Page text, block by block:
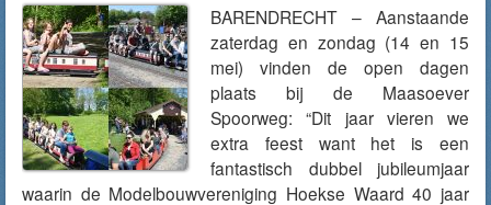
BARENDRECHT – Aanstaande
zaterdag en zondag (14 en 15
mei) vinden de open dagen
plaats bij de Maasoever
Spoorweg: “Dit jaar vieren we
extra feest want het is een
fantastisch dubbel jubileumjaar
waarin de Modelbouwvereniging Hoekse Waard 40 jaar